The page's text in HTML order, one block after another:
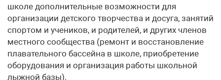
школе дополнительные возможности для
организации детского творчества и досуга, занятий
спортом и учеников, и родителей, и других членов
местного сообщества (ремонт и восстановление
плавательного бассейна в школе, приобретение
оборудования и организация работы школьной
лыжной базы).